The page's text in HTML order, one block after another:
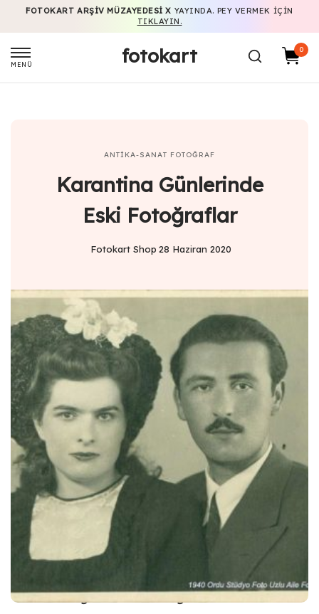
FOTOKART ARŞIV MÜZAYEDESI X YAYINDA. PEY VERMEK IÇIN
TIKLAYIN.
MENÜ fotokart 0
ANTIKA-SANAT FOTOĞRAF
Karantina Günlerinde
Eski Fotoğraflar
Fotokart Shop 28 Haziran 2020
Gazete Duvar’daki yazısında Funda Cantek,
geçmişten günümüze fotoğrafların değişen
hayatlarımızdaki yeri ve karantina günlerinde
fazla boş zamandan istifade ileeski
fotoğraflara dönüşümüzü
Kaynak: Gazete Duvar, 12 Haziran 2019
“Karantina günlerinde fotoğraf albümleri”